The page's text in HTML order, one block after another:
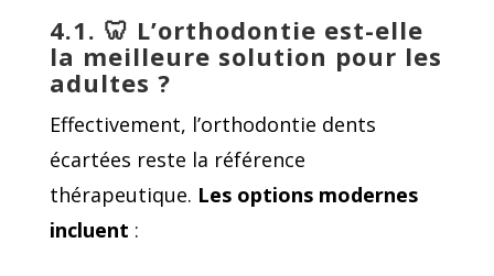
4.1. 🦷 L’orthodontie est-elle
la meilleure solution pour les
adultes ?
Effectivement, l’orthodontie dents
écartées reste la référence
thérapeutique. Les options modernes
incluent :